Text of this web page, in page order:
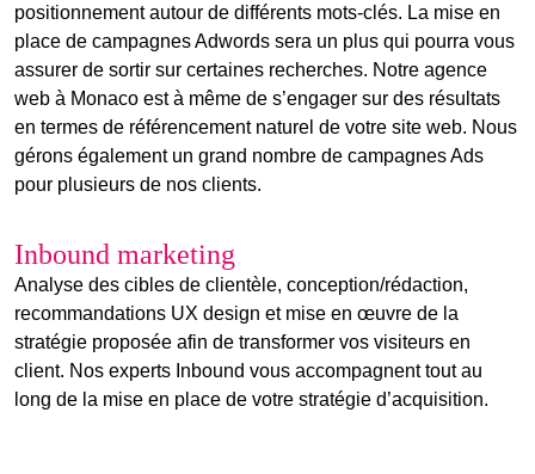
positionnement autour de différents mots-clés. La mise en
place de campagnes Adwords sera un plus qui pourra vous
assurer de sortir sur certaines recherches. Notre agence
web à Monaco est à même de s’engager sur des résultats
en termes de référencement naturel de votre site web. Nous
gérons également un grand nombre de campagnes Ads
pour plusieurs de nos clients.
Inbound marketing
Analyse des cibles de clientèle, conception/rédaction,
recommandations UX design et mise en œuvre de la
stratégie proposée afin de transformer vos visiteurs en
client. Nos experts Inbound vous accompagnent tout au
long de la mise en place de votre stratégie d’acquisition.